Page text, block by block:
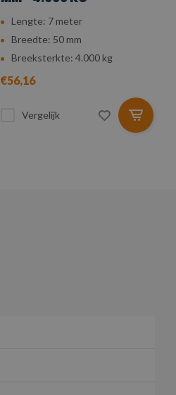
Lengte: 7 meter
Breedte: 50 mm
Breeksterkte: 4.000 kg
€56,16
Vergelijk